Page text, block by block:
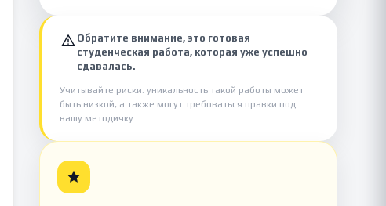
Обратите внимание, это готовая
студенческая работа, которая уже успешно
сдавалась.
Учитывайте риски: уникальность такой работы может
быть низкой, а также могут требоваться правки под
вашу методичку.